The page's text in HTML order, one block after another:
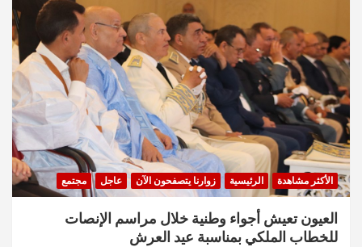
الأكثر مشاهدة الرئيسية زوارنا يتصفحون الآن عاجل مجتمع
العيون تعيش أجواء وطنية خلال مراسم الإنصات
للخطاب الملكي بمناسبة عيد العرش